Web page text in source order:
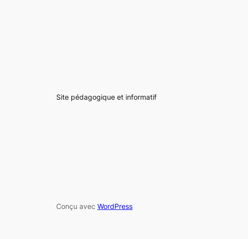
Site pédagogique et informatif
Conçu avec WordPress